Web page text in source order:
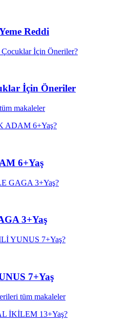
Reddi
İçin Öneriler
tüm makaleler
6+Yaş
3+Yaş
7+Yaş
tüm makaleler